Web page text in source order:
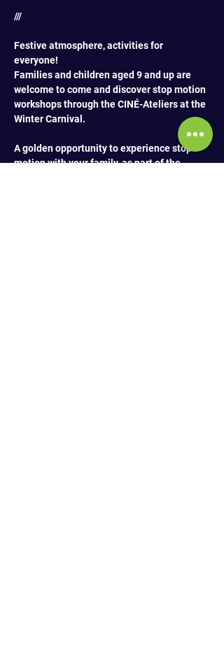
///
Festive atmosphere, activities for
everyone!
Families and children aged 9 and up are
welcome to come and discover stop motion
workshops through the CINÉ-Ateliers at the
Winter Carnival.
A golden opportunity to experience stop
motion with your family, as part of the